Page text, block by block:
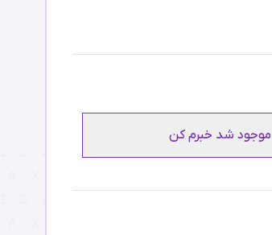
موجود شد خبرم کن